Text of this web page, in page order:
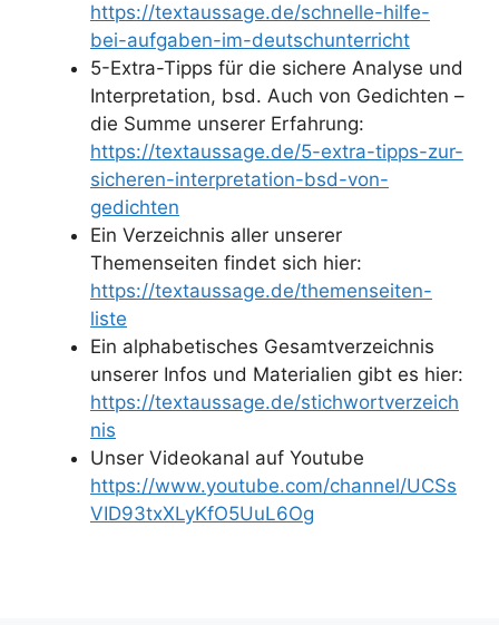
https://textaussage.de/schnelle-hilfe-
bei-aufgaben-im-deutschunterricht
5-Extra-Tipps für die sichere Analyse und
Interpretation, bsd. Auch von Gedichten –
die Summe unserer Erfahrung:
https://textaussage.de/5-extra-tipps-zur-
sicheren-interpretation-bsd-von-
gedichten
Ein Verzeichnis aller unserer
Themenseiten findet sich hier:
https://textaussage.de/themenseiten-
liste
Ein alphabetisches Gesamtverzeichnis
unserer Infos und Materialien gibt es hier:
https://textaussage.de/stichwortverzeich
nis
Unser Videokanal auf Youtube
https://www.youtube.com/channel/UCSs
VID93txXLyKfO5UuL6Og